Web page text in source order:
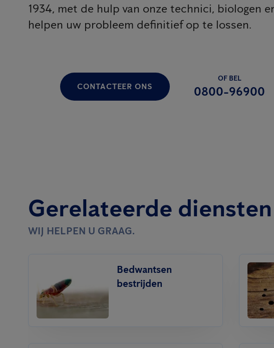
1934, met de hulp van onze technici, biologen
helpen uw probleem definitief op te lossen.
CONTACTEER ONS
OF BEL
0800-96900
Gerelateerde diensten
WIJ HELPEN U GRAAG.
Bedwantsen
bestrijden